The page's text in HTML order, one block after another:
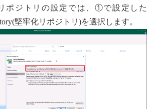
ポジトリの設定では、①で設定した
堅牢化リポジトリ)を選択します。